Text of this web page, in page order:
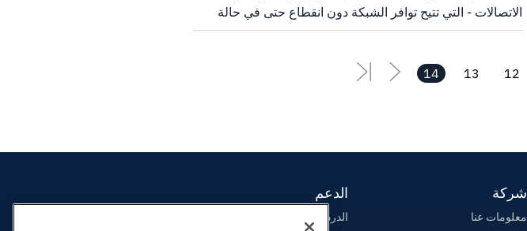
الاتصالات - التي تتيح توافر الشبكة دون انقطاع حتى في حالة
الإخفاقات أو الاضطرابات. على سبيل المثال ، إذا سقط خادم أو
12
13
14
شركة
معلومات عنا
الدعم
الدردشة الحية معنا